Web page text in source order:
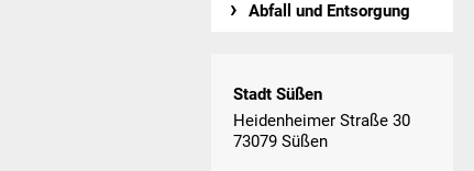
Abfall und Entsorgung
Stadt Süßen
Heidenheimer Straße 30
73079 Süßen